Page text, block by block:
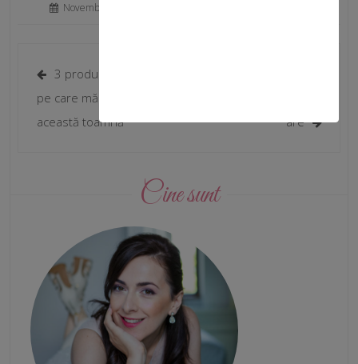
November 28, 2020
3 produse cosmetice
pe care mă bazez în
această toamnă
are
Cine sunt